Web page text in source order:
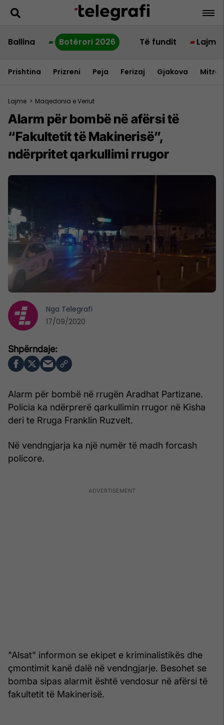
Ballina Botërori 2026 Të fundit Lajme
Prishtina Prizreni Peja Ferizaj Gjakova
Lajme > Maqedonia e Veriut
Alarm për bombë në afërsi të
“Fakultetit të Makinerisë”,
ndërpritet qarkullimi rrugor
Alarm për bombë në rrugën Aradhat Partizane.
Policia ka ndërprerë qarkullimin rrugor në Kisha
deri te Rruga Franklin Ruzvelt.
Në vendngjarja ka një numër të madh forcash
policore.
"Alsat" informon se ekipet e kriminalistikës dhe
çmontimit kanë dalë në vendngjarje. Besohet se
bomba sipas alarmit është vendosur në afërsi të
fakultetit të Makinerisë.
Nga Telegrafi
17/09/2020